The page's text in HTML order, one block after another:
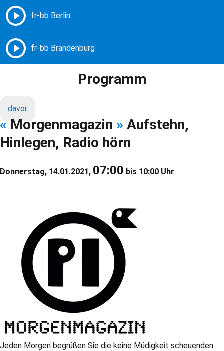
Freie Radios – Berlin Brandenburg
Programm
davor
« Morgenmagazin » Aufstehn,
Hinlegen, Radio hörn
Donnerstag, 14.01.2021, 07:00 bis 10:00 Uhr
Jeden Morgen begrüßen Sie die keine Müdigkeit scheuenden